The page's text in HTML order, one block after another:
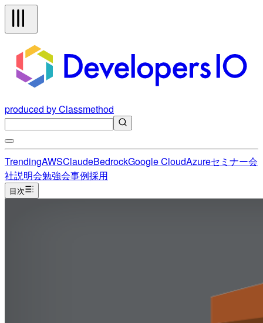
produced by Classmethod
TrendingAWSClaudeBedrockGoogle CloudAzureセミナー会
社説明会勉強会事例採用
目次